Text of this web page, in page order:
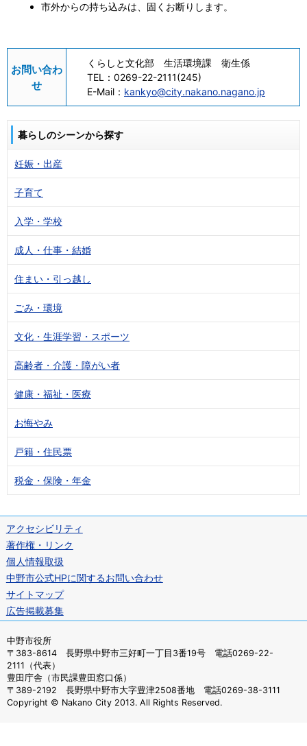
市外からの持ち込みは、固くお断りします。
お問い合わ
せ
くらしと文化部 生活環境課 衛生係
TEL： 0269-22-2111(245)
E-Mail： kankyo@city.nakano.nagano.jp
暮らしのシーンから探す
妊娠・出産
子育て
入学・学校
成人・仕事・結婚
住まい・引っ越し
ごみ・環境
文化・生涯学習・スポーツ
高齢者・介護・障がい者
健康・福祉・医療
お悔やみ
戸籍・住民票
税金・保険・年金
アクセシビリティ
著作権・リンク
個人情報取扱
中野市公式HPに関するお問い合わせ
サイトマップ
広告掲載募集
中野市役所
〒383-8614 長野県中野市三好町一丁目3番19号 電話0269-22-
2111（代表）
豊田庁舎（市民課豊田窓口係）
〒389-2192 長野県中野市大字豊津2508番地 電話0269-38-3111
Copyright © Nakano City 2013. All Rights Reserved.